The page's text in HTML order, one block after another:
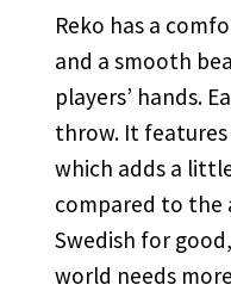
Reko has a
and a smooth
players’ hands.
throw. It
which adds a
compared to the
Swedish for
world needs